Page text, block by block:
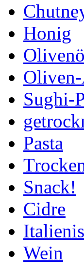
Honig
Sughi-
Pasta
Snack!
Cidre
Wein